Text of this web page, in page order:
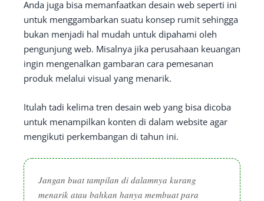
Anda juga bisa memanfaatkan desain web seperti ini
untuk menggambarkan suatu konsep rumit sehingga
bukan menjadi hal mudah untuk dipahami oleh
pengunjung web. Misalnya jika perusahaan keuangan
ingin mengenalkan gambaran cara pemesanan
produk melalui visual yang menarik.
Itulah tadi kelima tren desain web yang bisa dicoba
untuk menampilkan konten di dalam website agar
mengikuti perkembangan di tahun ini.
Jangan buat tampilan di dalamnya kurang
menarik atau bahkan hanya membuat para